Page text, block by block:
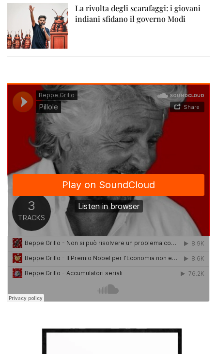
La rivolta degli scarafaggi: i giovani
indiani sfidano il governo Modi